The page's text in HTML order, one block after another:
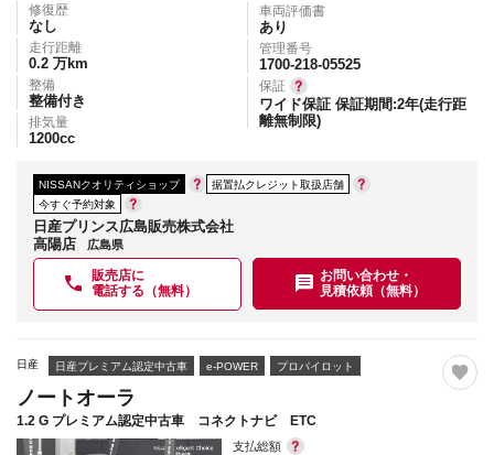
修復歴
なし
走行距離
0.2 万km
整備
整備付き
排気量
1200cc
車両評価書
あり
管理番号
1700-218-05525
保証
ワイド保証 保証期間:2年(走行距
離無制限)
NISSANクオリティショップ
据置払クレジット取扱店舗
今すぐ予約対象
日産プリンス広島販売株式会社
高陽店
広島県
販売店に
電話する（無料）
お問い合わせ・
見積依頼（無料）
日産 日産プレミアム認定中古車 e-POWER プロパイロット
ノートオーラ
1.2 G プレミアム認定中古車 コネクトナビ ETC
支払総額